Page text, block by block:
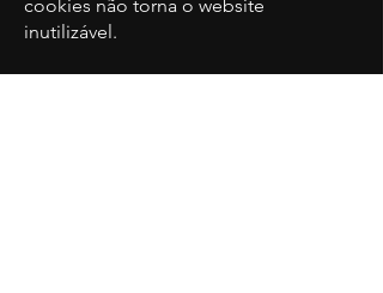
cookies não torna o website
inutilizável.